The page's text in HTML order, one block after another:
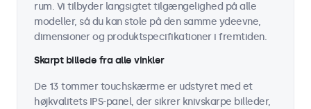
rum. Vi tilbyder langsigtet tilgængelighed på alle
modeller, så du kan stole på den samme ydeevne,
dimensioner og produktspecifikationer i fremtiden.
Skarpt billede fra alle vinkler
De 13 tommer touchskærme er udstyret med et
højkvalitets IPS-panel, der sikrer knivskarpe billeder,